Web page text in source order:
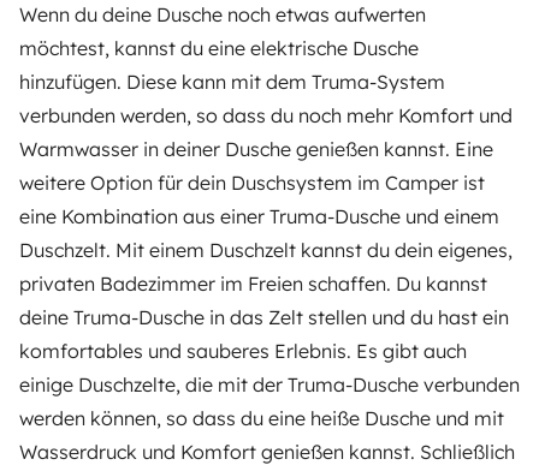
Wenn du deine Dusche noch etwas aufwerten
möchtest, kannst du eine elektrische Dusche
hinzufügen. Diese kann mit dem Truma-System
verbunden werden, so dass du noch mehr Komfort und
Warmwasser in deiner Dusche genießen kannst. Eine
weitere Option für dein Duschsystem im Camper ist
eine Kombination aus einer Truma-Dusche und einem
Duschzelt. Mit einem Duschzelt kannst du dein eigenes,
privaten Badezimmer im Freien schaffen. Du kannst
deine Truma-Dusche in das Zelt stellen und du hast ein
komfortables und sauberes Erlebnis. Es gibt auch
einige Duschzelte, die mit der Truma-Dusche verbunden
werden können, so dass du eine heiße Dusche und mit
Wasserdruck und Komfort genießen kannst. Schließlich